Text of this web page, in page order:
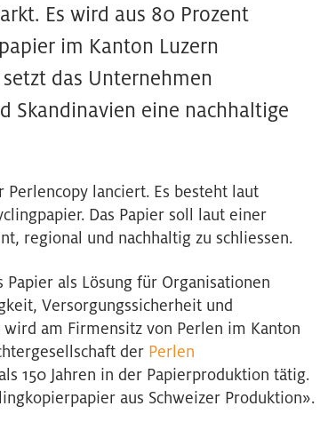
Es wird aus 80 Prozent
im Kanton Luzern
das Unternehmen
Skandinavien eine nachhaltige
Perlencopy lanciert. Es besteht laut
Das Papier soll laut einer
regional und nachhaltig zu schliessen.
als Lösung für Organisationen
Versorgungssicherheit und
am Firmensitz von Perlen im Kanton
der Perlen
150 Jahren in der Papierproduktion tätig.
aus Schweizer Produktion».